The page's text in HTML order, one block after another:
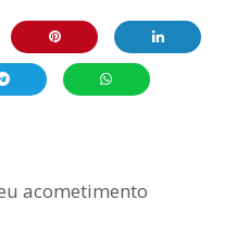
acometimento